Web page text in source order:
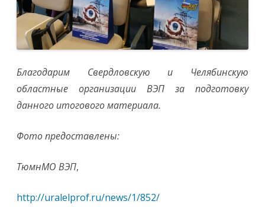
Благодарим Свердловскую и Челябинскую
областные организации ВЭП за подготовку
данного итогового материала.
Фото предоставлены:
ТюмнМО ВЭП,
http://uralelprof.ru/news/1/852/